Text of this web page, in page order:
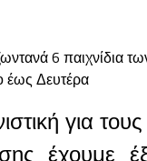
για
έχουμε